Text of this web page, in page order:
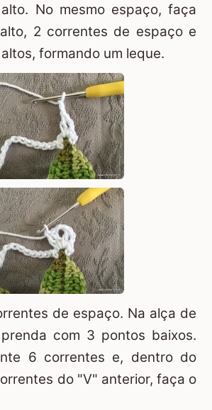
No mesmo espaço, faça
2 correntes de espaço e
formando um leque.
de espaço. Na alça de
com 3 pontos baixos.
6 correntes e, dentro do
do "V" anterior, faça o